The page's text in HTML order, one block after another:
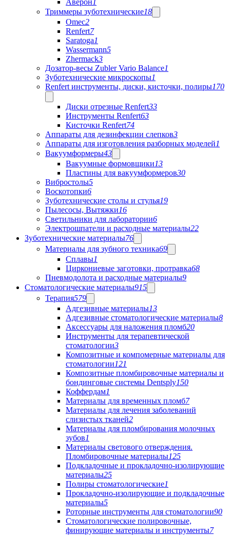
Аверон1
Триммеры зуботехнические18
Omec2
Renfert7
Saratoga1
Wassermann5
Zhermack3
Дозатор-весы Zubler Vario Balance1
Зуботехнические микроскопы1
Renfert инструменты, диски, кисточки, полиры170
Диски отрезные Renfert33
Инструменты Renfert63
Кисточки Renfert74
Аппараты для дезинфекции слепков3
Аппараты для изготовления разборных моделей1
Вакуумформеры43
Вакуумные формовщики13
Пластины для вакуумформеров30
Вибростолы5
Воскотопки6
Зуботехнические столы и стулья19
Пылесосы, Вытяжки16
Светильники для лаборатории6
Электрошпатели и расходные материалы22
Зуботехнические материалы76
Материалы для зубного техника69
Сплавы1
Циркониевые заготовки, протравка68
Пневмодолота и расходные материалы9
Стоматологические материалы915
Терапия579
Адгезивные материалы13
Адгезивные стоматологические материалы8
Аксессуары для наложения пломб20
Инструменты для терапевтической
стоматологии3
Композитные и компомерные материалы для
стоматологии121
Композитные пломбировочные материалы и
бондинговые системы Dentsply150
Коффердам1
Материалы для временных пломб7
Материалы для лечения заболеваний
слизистых тканей2
Материалы для пломбирования молочных
зубов1
Материалы светового отверждения.
Пломбировочные материалы125
Подкладочные и прокладочно-изолирующие
материалы25
Полиры стоматологические1
Прокладочно-изолирующие и подкладочные
материалы5
Роторные инструменты для стоматологии90
Стоматологические полировочные,
финирующие материалы и инструменты7